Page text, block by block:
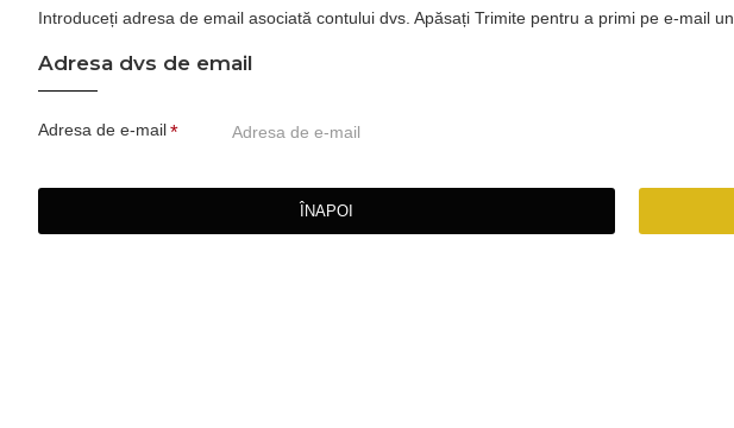
Introduceți adresa de email asociată contului dvs. Apăsați Trimite pentru a primi pe e-mail
Adresa dvs de email
Adresa de e-mail
ÎNAPOI